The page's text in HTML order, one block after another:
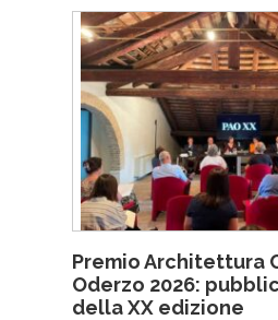
Premio Architettura
Oderzo 2026:
della XX edizione